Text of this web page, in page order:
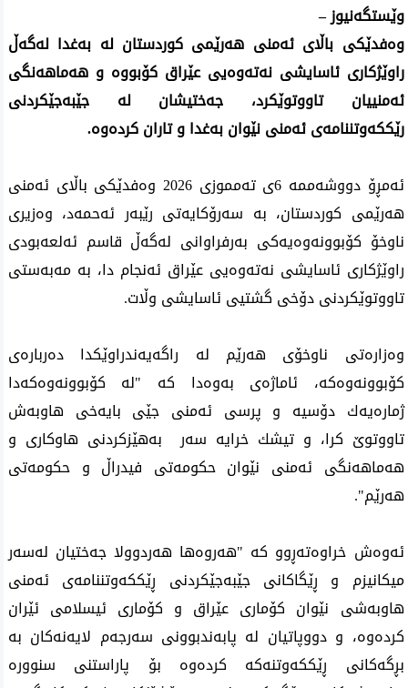
وێستگه‌نیوز –
وه‌فدێكی‌ باڵای‌ ئه‌منی‌ هه‌رێمی‌ كوردستان له‌ به‌غدا له‌گه‌ڵ‌
راوێژكاری ئاسایشی نه‌ته‌وه‌یی عێراق كۆبووه‌ و هه‌ماهه‌نگی
ئه‌منییان تاووتوێكرد، جه‌ختیشان له‌ جێبه‌جێكردنی‌
رێككه‌وتننامه‌ی ئه‌منی نێوان به‌غدا و تاران كرده‌وه‌.
ئه‌مڕۆ دووشه‌ممه‌ 6ی‌ ته‌مموزی‌ 2026 وه‌فدێكی‌ باڵای ئه‌منی
هه‌رێمی كوردستان، به‌ سه‌رۆكایه‌تی رێبه‌ر ئه‌حمه‌د، وه‌زیری
ناوخۆ كۆبوونه‌وه‌یه‌كی به‌رفراوانی له‌گه‌ڵ قاسم ئه‌لعه‌بودی
راوێژكاری ئاسایشی نه‌ته‌وه‌یی عێراق ئه‌نجام دا، به‌ مه‌به‌ستی
تاووتوێكردنی دۆخی گشتیی ئاسایشی وڵات.
وه‌زاره‌تی‌ ناوخۆی‌ هه‌رێم له‌ راگه‌یه‌ندراوێكدا ده‌رباره‌ی‌
كۆبوونه‌وه‌كه‌، ئاماژه‌ی‌ به‌وه‌دا كه‌ "له‌ كۆبوونه‌وه‌كه‌دا
ژماره‌یه‌ك دۆسیه‌ و پرسی ئه‌منی جێی بایه‌خی هاوبه‌ش
تاووتوێ كرا، و تیشك خرایه‌ سه‌ر به‌هێزكردنی هاوكاری و
هه‌ماهه‌نگی ئه‌منی نێوان حكومه‌تی فیدراڵ و حكومه‌تی
هه‌رێم".
ئه‌وه‌ش خراوه‌ته‌ڕوو كه‌ "هه‌روه‌ها هه‌ردوولا جه‌ختیان له‌سه‌ر
میكانیزم و ڕێگاكانی جێبه‌جێكردنی ڕێككه‌وتننامه‌ی ئه‌منی
هاوبه‌شی نێوان كۆماری عێراق و كۆماری ئیسلامی ئێران
كرده‌وه‌، و دووپاتیان له‌ پابه‌ندبوونی سه‌رجه‌م لایه‌نه‌كان به‌
بڕگه‌كانی ڕێككه‌وتنه‌كه‌ كرده‌وه‌ بۆ پاراستنی سنووره‌